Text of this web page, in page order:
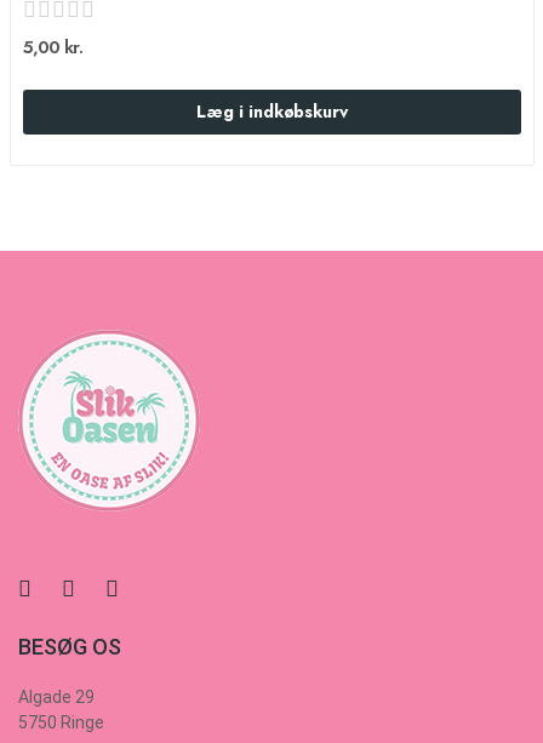
5,00 kr.
Læg i indkøbskurv
BESØG OS
Algade 29
5750 Ringe